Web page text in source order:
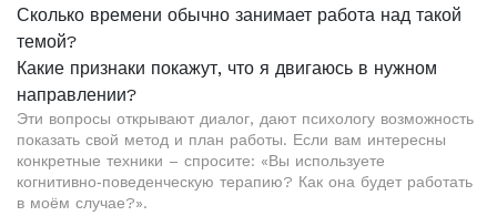
Сколько времени обычно занимает работа над такой
темой?
Какие признаки покажут, что я двигаюсь в нужном
направлении?
Эти вопросы открывают диалог, дают психологу возможность
показать свой метод и план работы. Если вам интересны
конкретные техники – спросите: «Вы используете
когнитивно‑поведенческую терапию? Как она будет работать
в моём случае?».